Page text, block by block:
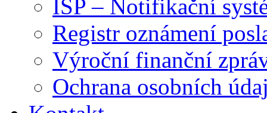
ISP – Notifikační
Registr oznámení
Výroční finanční
Ochrana osobních